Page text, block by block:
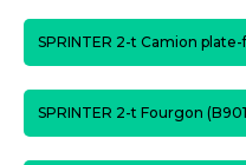
SPRINTER 2-t Camion
SPRINTER 2-t Fourgon